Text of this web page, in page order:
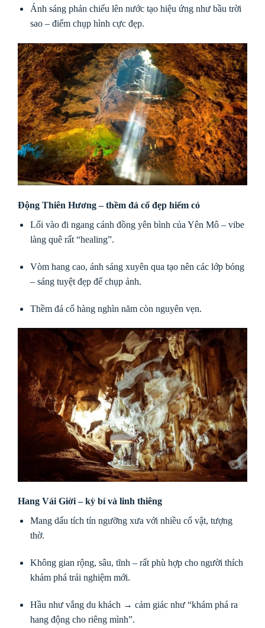
Ánh sáng phản chiếu lên nước tạo hiệu ứng như bầu trời
sao – điểm chụp hình cực đẹp.
Động Thiên Hương – thềm đá cổ đẹp hiếm có
Lối vào đi ngang cánh đồng yên bình của Yên Mô – vibe
làng quê rất “healing”.
Vòm hang cao, ánh sáng xuyên qua tạo nên các lớp bóng
– sáng tuyệt đẹp để chụp ảnh.
Thềm đá cổ hàng nghìn năm còn nguyên vẹn.
Hang Vái Giời – kỳ bí và linh thiêng
Mang dấu tích tín ngưỡng xưa với nhiều cổ vật, tượng
thờ.
Không gian rộng, sâu, tĩnh – rất phù hợp cho người thích
khám phá trải nghiệm mới.
Hầu như vắng du khách → cảm giác như “khám phá ra
hang động cho riêng mình”.